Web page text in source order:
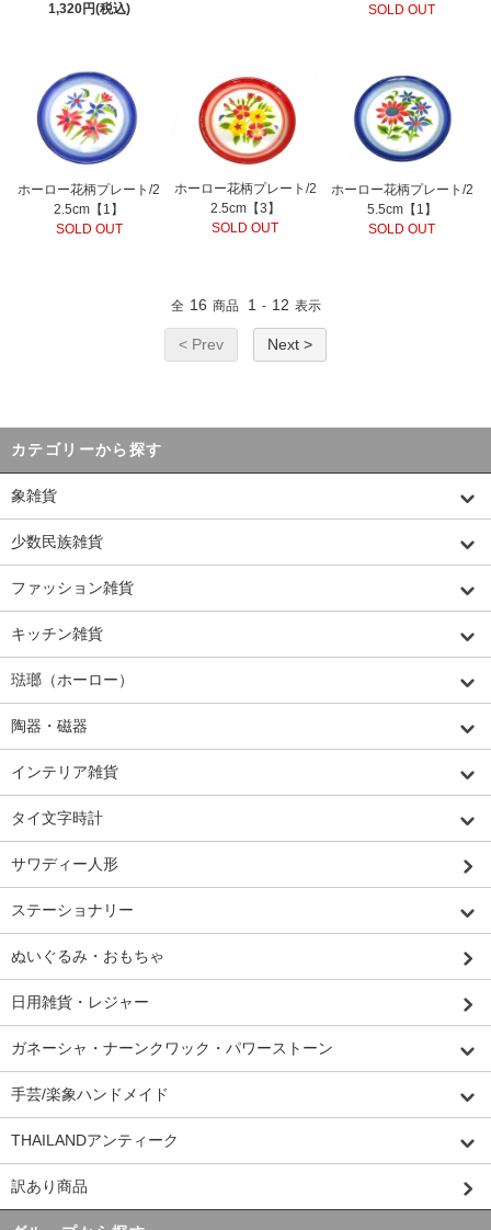
1,320円(税込)
SOLD OUT
ホーロー花柄プレート/2
2.5cm【1】
SOLD OUT
ホーロー花柄プレート/2
2.5cm【3】
SOLD OUT
ホーロー花柄プレート/2
5.5cm【1】
SOLD OUT
全 16 商品 1 - 12 表示
< Prev Next >
カテゴリーから探す
象雑貨
少数民族雑貨
ファッション雑貨
キッチン雑貨
琺瑯（ホーロー）
陶器・磁器
インテリア雑貨
タイ文字時計
サワディー人形
ステーショナリー
ぬいぐるみ・おもちゃ
日用雑貨・レジャー
ガネーシャ・ナーンクワック・パワーストーン
手芸/楽象ハンドメイド
THAILANDアンティーク
訳あり商品